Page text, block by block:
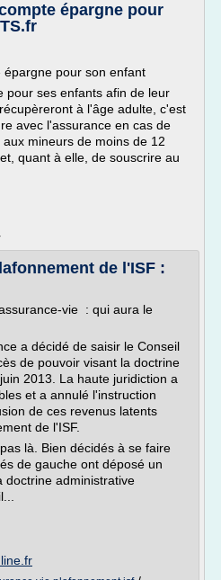
épargne pour
pour son enfant
pour ses enfants afin de leur
à l'âge adulte, c'est
avec l'assurance en cas de
mineurs de moins de 12
quant à elle, de souscrire au
de l'ISF :
vie : qui aura le
a décidé de saisir le Conseil
de pouvoir visant la doctrine
2013. La haute juridiction a
et a annulé l'instruction
de ces revenus latents
de l'ISF.
là. Bien décidés à se faire
de gauche ont déposé un
doctrine administrative